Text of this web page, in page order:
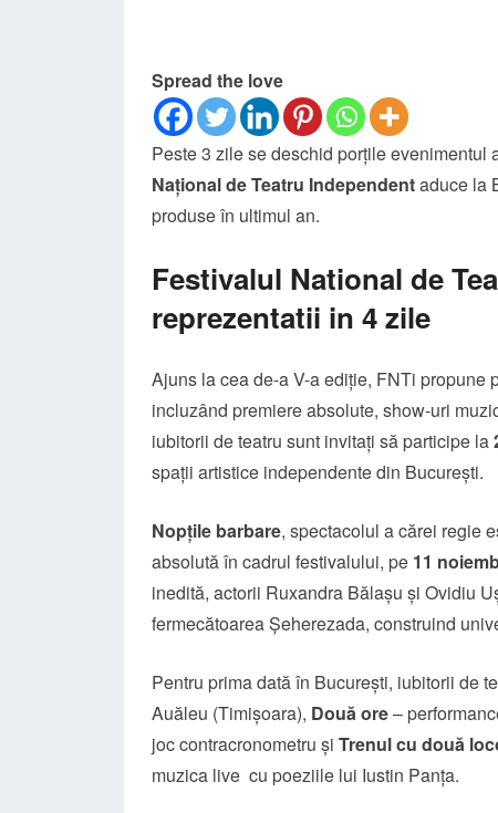
Spread the love
Peste 3 zile se deschid porţile
Național de Teatru Independentaduce la
produse în ultimul an.
Festivalul National de
reprezentatii in 4 zile
Ajuns la cea de-a V-a ediție, FNTi propune
incluzând premiere absolute, show-uri
iubitorii de teatru sunt invitați să participe la
spații artistice independente din București.
Nopțile barbare, spectacolul a cărei regie
absolută în cadrul festivalului, pe 11
inedită, actorii Ruxandra Bălașu și Ovidiu
fermecătoarea Șeherezada, construind
Pentru prima dată în București, iubitorii de
Auăleu (Timișoara), Două ore–
joc contracronometru și Trenul cu două
muzica live cu poeziile lui Iustin Panța.